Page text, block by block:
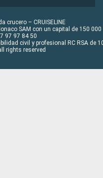
crucero – CRUISELINE
SAM con un capital de 150 000
97 97 84 50
civil y profesional RC RSA de
rights reserved